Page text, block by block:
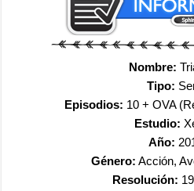
Nombre:
Tipo:
Episodios: 10 + OVA
Estudio:
Año:
Género: Acción,
Resolución: